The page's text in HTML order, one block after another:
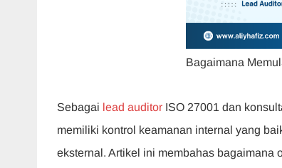
Bagaimana
Sebagai lead auditor ISO 27001 dan
memiliki kontrol keamanan internal yang
eksternal. Artikel ini membahas bagaimana